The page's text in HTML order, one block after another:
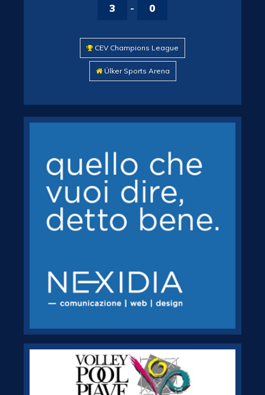
3 - 0
CEV Champions League
Ülker Sports Arena